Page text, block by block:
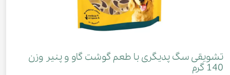
تشویقی سگ پدیگری با طعم گوشت گاو و پنیر وزن
140 گرم